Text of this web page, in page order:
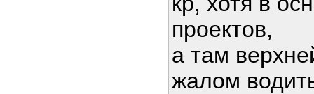
проектов,
а там
жалом